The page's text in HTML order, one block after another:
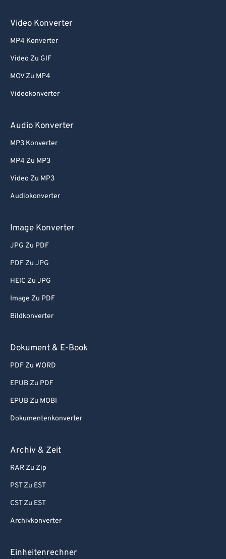
Video Konverter
MP4 Konverter
Video Zu GIF
MOV Zu MP4
Videokonverter
Audio Konverter
MP3 Konverter
MP4 Zu MP3
Video Zu MP3
Audiokonverter
Image Konverter
JPG Zu PDF
PDF Zu JPG
HEIC Zu JPG
Image Zu PDF
Bildkonverter
Dokument & E-Book
PDF Zu WORD
EPUB Zu PDF
EPUB Zu MOBI
Dokumentenkonverter
Archiv & Zeit
RAR Zu Zip
PST Zu EST
CST Zu EST
Archivkonverter
Einheitenrechner